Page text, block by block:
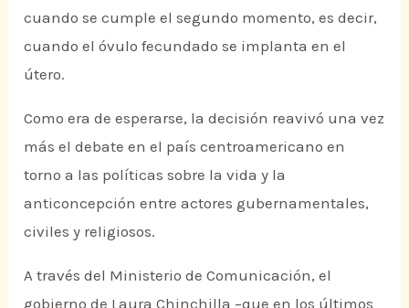
cuando se cumple el segundo momento, es decir,
cuando el óvulo fecundado se implanta en el
útero.
Como era de esperarse, la decisión reavivó una vez
más el debate en el país centroamericano en
torno a las políticas sobre la vida y la
anticoncepción entre actores gubernamentales,
civiles y religiosos.
A través del Ministerio de Comunicación, el
gobierno de Laura Chinchilla –que en los últimos